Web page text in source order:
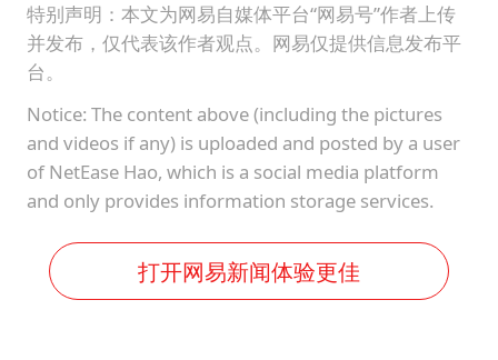
特别声明：本文为网易自媒体平台“网易号”作者上传
并发布，仅代表该作者观点。网易仅提供信息发布平
台。
Notice: The content above (including the pictures
and videos if any) is uploaded and posted by a user
of NetEase Hao, which is a social media platform
and only provides information storage services.
打开网易新闻体验更佳